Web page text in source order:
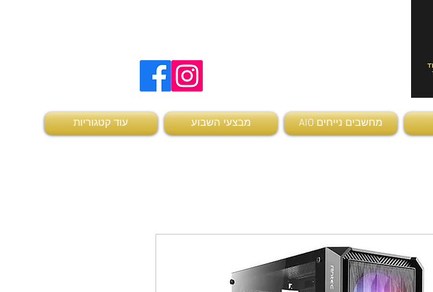
מחשבים נייחים AIO מבצעי השבוע עוד קטגוריות